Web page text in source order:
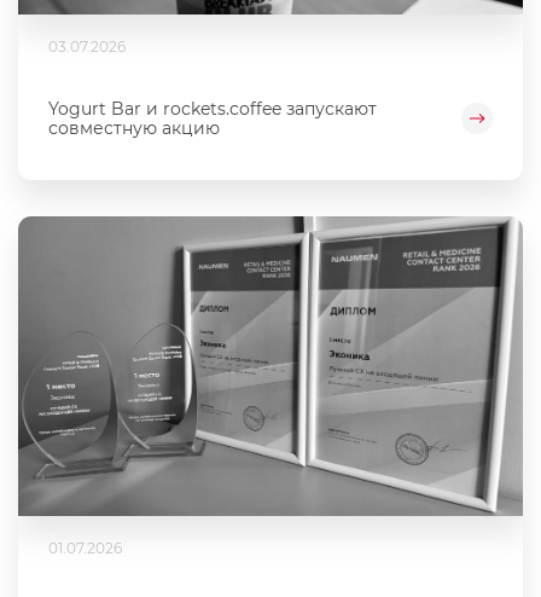
03.07.2026
Yogurt Bar и rockets.coffee запускают
совместную акцию
01.07.2026